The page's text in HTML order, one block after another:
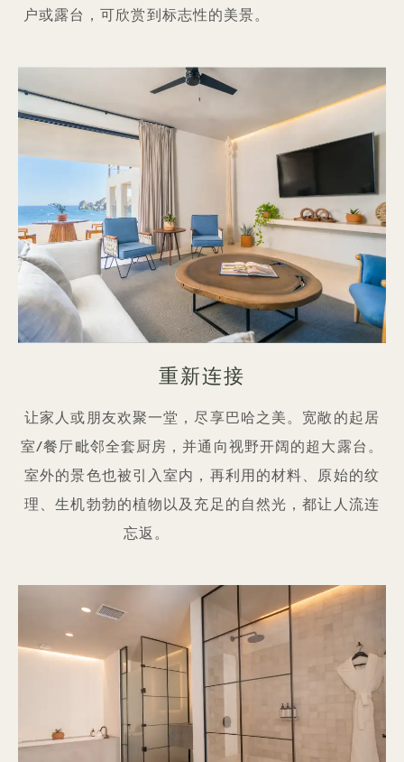
户或露台，可欣赏到标志性的美景。
重新连接
让家人或朋友欢聚一堂，尽享巴哈之美。宽敞的起居
室/餐厅毗邻全套厨房，并通向视野开阔的超大露台。
室外的景色也被引入室内，再利用的材料、原始的纹
理、生机勃勃的植物以及充足的自然光，都让人流连
忘返。